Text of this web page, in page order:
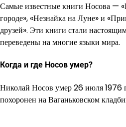
Самые известные книги Носова —
городе», «Незнайка на Луне» и
друзей». Эти книги стали
переведены на многие языки мира.
Когда и где Носов умер?
Николай Носов умер 26 июля 1976
похоронен на Ваганьковском